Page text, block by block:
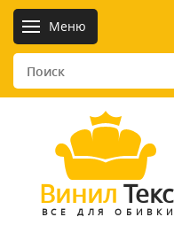
Меню
Винил Текс
ВСЕ ДЛЯ ОБИВКИ